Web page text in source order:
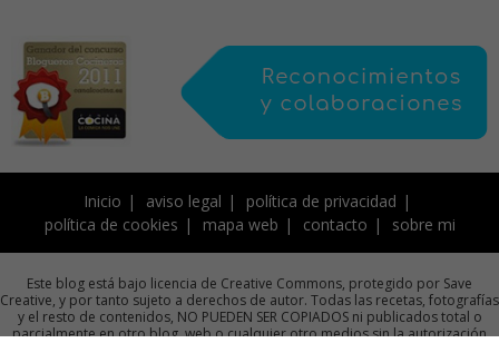
Inicio aviso legal
política de privacidad
política de cookies
mapa web contacto sobre mi
Este blog está bajo licencia de Creative Commons, protegido por Save
Creative, y por tanto sujeto a derechos de autor. Todas las recetas, fotografías
y el resto de contenidos, NO PUEDEN SER COPIADOS ni publicados total o
parcialmente en otro blog, web o cualquier otro medios sin la autorización